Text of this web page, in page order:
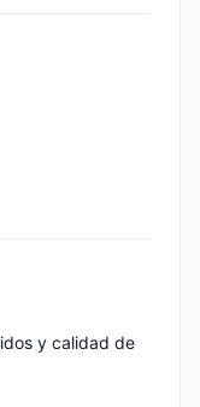
y calidad de